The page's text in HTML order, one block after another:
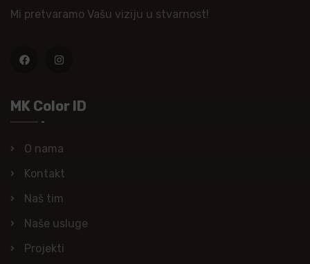
Mi pretvaramo Vašu viziju u stvarnost!
MK Color ID
O nama
Kontakt
Naš tim
Naše usluge
Projekti